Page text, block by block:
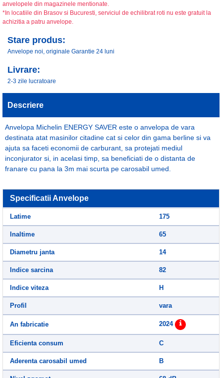
anvelopele din magazinele mentionate.
*In locatiile din Brasov si Bucuresti, serviciul de echilibrat roti nu este gratuit la
achizitia a patru anvelope.
Stare produs:
Anvelope noi, originale Garantie 24 luni
Livrare:
2-3 zile lucratoare
Descriere
Anvelopa Michelin ENERGY SAVER este o anvelopa de vara
destinata atat masinilor citadine cat si celor din gama berline si va
ajuta sa faceti economii de carburant, sa protejati mediul
inconjurator si, in acelasi timp, sa beneficiati de o distanta de
franare cu pana la 3m mai scurta pe carosabil umed.
Specificatii Anvelope
Latime 175
Inaltime 65
Diametru janta 14
Indice sarcina 82
Indice viteza H
Profil vara
An fabricatie 2024
Eficienta consum C
Aderenta carosabil umed B